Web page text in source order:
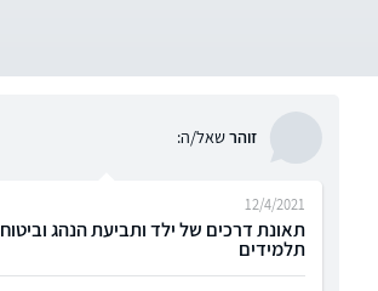
זוהרשאל/ה:
תאונת דרכים של ילד ותביעת הנהג וביטוח
תלמידים
12/4/2021